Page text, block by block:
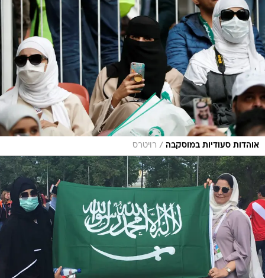
אוהדות סעודיות במוסקבה / רויטרס